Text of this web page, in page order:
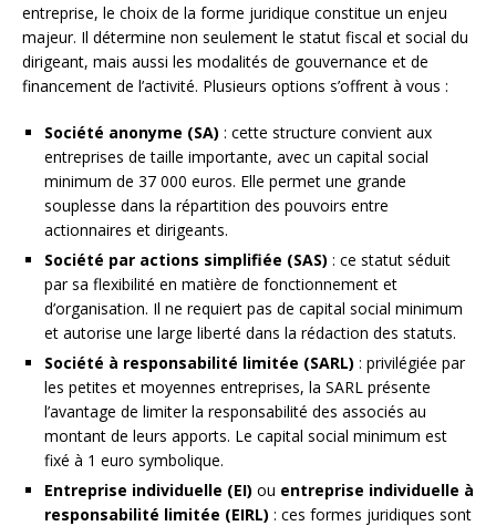
entreprise, le choix de la forme juridique constitue un enjeu
majeur. Il détermine non seulement le statut fiscal et social du
dirigeant, mais aussi les modalités de gouvernance et de
financement de l’activité. Plusieurs options s’offrent à vous :
Société anonyme (SA) : cette structure convient aux
entreprises de taille importante, avec un capital social
minimum de 37 000 euros. Elle permet une grande
souplesse dans la répartition des pouvoirs entre
actionnaires et dirigeants.
Société par actions simplifiée (SAS) : ce statut séduit
par sa flexibilité en matière de fonctionnement et
d’organisation. Il ne requiert pas de capital social minimum
et autorise une large liberté dans la rédaction des statuts.
Société à responsabilité limitée (SARL) : privilégiée par
les petites et moyennes entreprises, la SARL présente
l’avantage de limiter la responsabilité des associés au
montant de leurs apports. Le capital social minimum est
fixé à 1 euro symbolique.
Entreprise individuelle (EI) ou entreprise individuelle à
responsabilité limitée (EIRL) : ces formes juridiques sont